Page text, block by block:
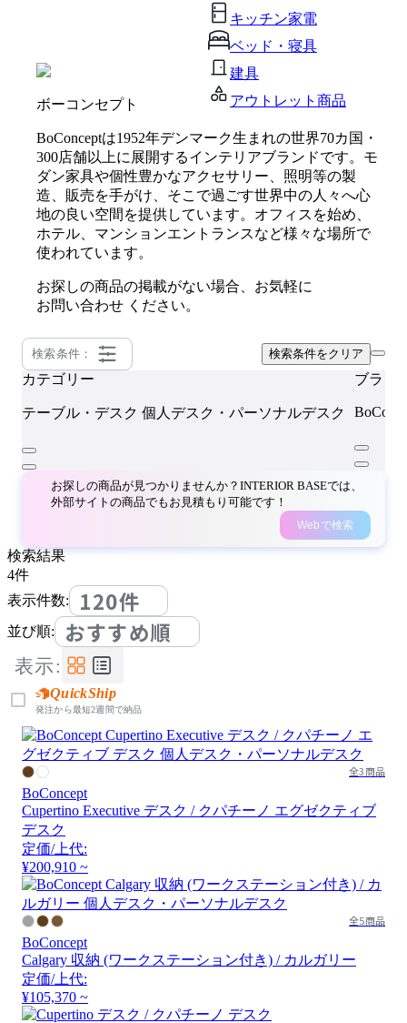
キッチン家電
ベッド・寝具
建具
アウトレット商品
ボーコンセプト
BoConceptは1952年デンマーク生まれの世界70カ国・
300店舗以上に展開するインテリアブランドです。モ
ダン家具や個性豊かなアクセサリー、照明等の製
造、販売を手がけ、そこで過ごす世界中の人々へ心
地の良い空間を提供しています。オフィスを始め、
ホテル、マンションエントランスなど様々な場所で
使われています。
お探しの商品の掲載がない場合、お気軽に
お問い合わせ ください。
検索条件： 検索条件をクリア
カテゴリー
テーブル・デスク 個人デスク・パーソナルデスク
ブラン
お探しの商品が見つかりませんか？INTERIOR BASEでは、
外部サイトの商品でもお見積もり可能です！
Webで検索
検索結果
4件
表示件数:
120件
並び順: おすすめ順
表示:
QuickShip
発注から最短2週間で納品
全3商品
BoConcept
Cupertino Executive デスク / クパチーノ エグゼクティブ
デスク
定価/上代:
¥200,910 ~
全5商品
BoConcept
Calgary 収納 (ワークステーション付き) / カルガリー
定価/上代:
¥105,370 ~